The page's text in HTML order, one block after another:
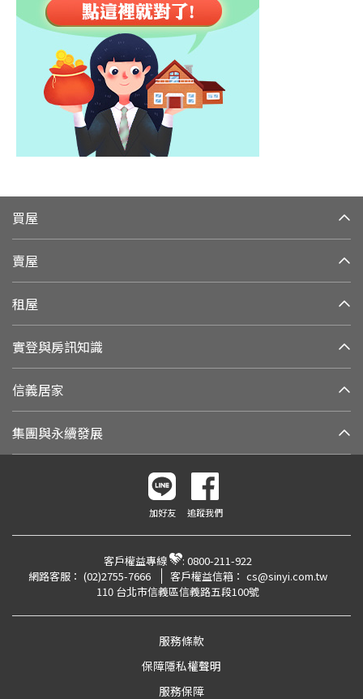
買屋
賣屋
租屋
實登與房訊知識
信義居家
集團與永續發展
加好友 追蹤我們
客戶權益專線 : 0800-211-922
網路客服： (02)2755-7666 客戶權益信箱： cs@sinyi.com.tw
110 台北市信義區信義路五段100號
服務條款
保障隱私權聲明
服務保障